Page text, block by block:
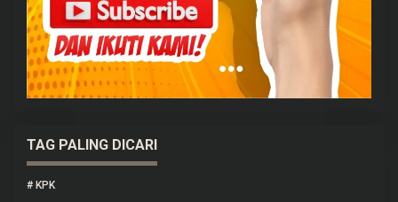
TAG PALING DICARI
# KPK